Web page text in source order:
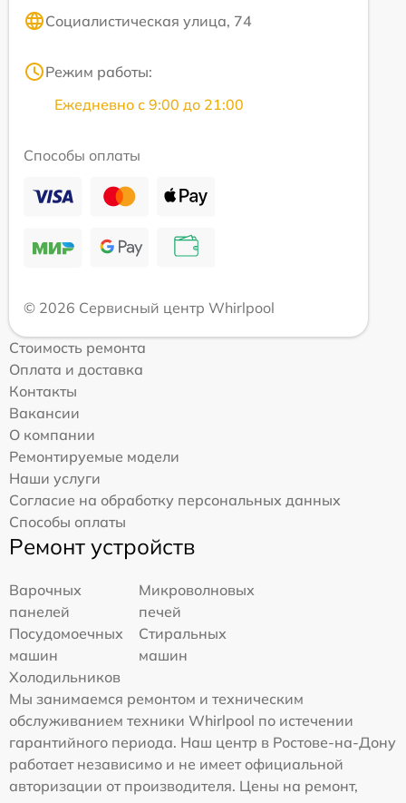
Социалистическая улица, 74
Режим работы:
Ежедневно с 9:00 до 21:00
Способы оплаты
© 2026 Сервисный центр Whirlpool
Стоимость ремонта
Оплата и доставка
Контакты
Вакансии
О компании
Ремонтируемые модели
Наши услуги
Согласие на обработку персональных данных
Способы оплаты
Ремонт устройств
Варочных
панелей
Микроволновых
печей
Посудомоечных
машин
Стиральных
машин
Холодильников
Мы занимаемся ремонтом и техническим
обслуживанием техники Whirlpool по истечении
гарантийного периода. Наш центр в Ростове-на-Дону
работает независимо и не имеет официальной
авторизации от производителя. Цены на ремонт,